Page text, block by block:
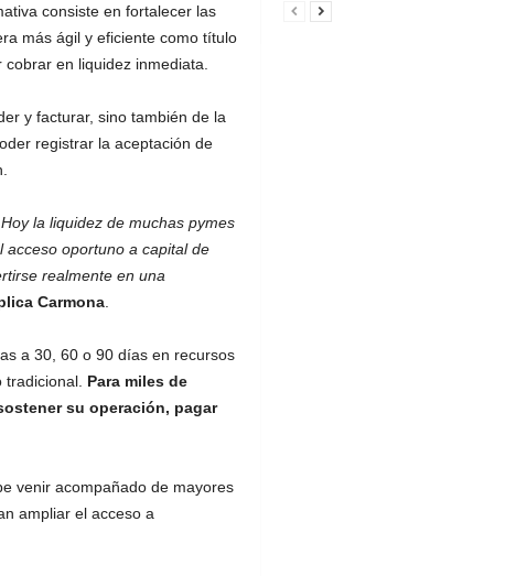
consiste en fortalecer las
más ágil y eficiente como título
en liquidez inmediata.
y facturar, sino también de la
registrar la aceptación de
la liquidez de muchas pymes
oportuno a capital de
realmente en una
Carmona.
a 30, 60 o 90 días en recursos
Para miles de
su operación, pagar
venir acompañado de mayores
ampliar el acceso a